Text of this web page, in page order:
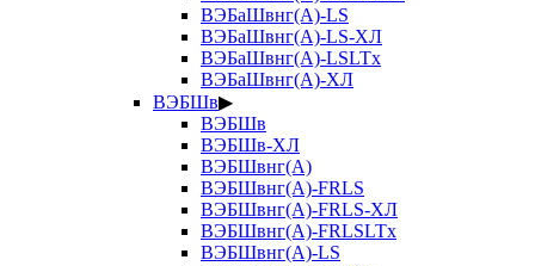
ВЭБаШвнг(А)-LS
ВЭБаШвнг(А)-LS-ХЛ
ВЭБаШвнг(А)-LSLTx
ВЭБаШвнг(А)-ХЛ
ВЭБШв▶
ВЭБШв
ВЭБШв-ХЛ
ВЭБШвнг(А)
ВЭБШвнг(А)-FRLS
ВЭБШвнг(А)-FRLS-ХЛ
ВЭБШвнг(А)-FRLSLTx
ВЭБШвнг(А)-LS